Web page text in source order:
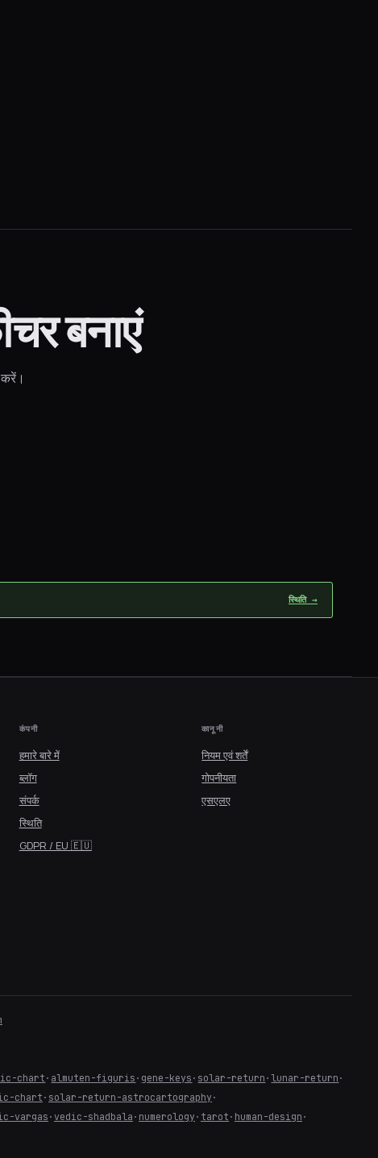
बनाएं
स्थिति →
कंपनी
हमारे बारे में
ब्लॉग
संपर्क
स्थिति
GDPR / EU 🇪🇺
कानूनी
नियम एवं शर्तें
गोपनीयता
एसएलए
chart · almuten-figuris · gene-keys · solar-return ·lunar-return ·
chart· solar-return-astrocartography ·
vargas · vedic-shadbala · numerology · tarot · human-design ·